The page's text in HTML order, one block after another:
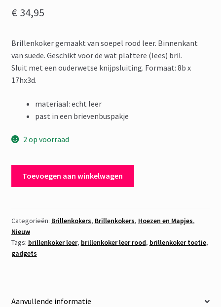
€ 34,95
Brillenkoker gemaakt van soepel rood leer. Binnenkant
van suede. Geschikt voor de wat plattere (lees) bril.
Sluit met een ouderwetse knijpsluiting. Formaat: 8b x
17hx3d.
materiaal: echt leer
past in een brievenbuspakje
2 op voorraad
Toevoegen aan winkelwagen
Categorieën: Brillenkokers, Brillenkokers, Hoezen en Mapjes,
Nieuw
Tags: brillenkoker leer, brillenkoker leer rood, brillenkoker toetie,
gadgets
Aanvullende informatie